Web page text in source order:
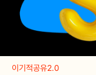
이기적공유2.0